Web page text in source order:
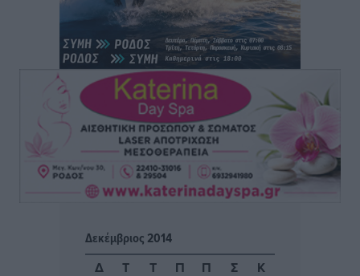
34.000 αναχωρούν σήμερα μόνο από τον Πειραιά
πριν 23 ώρες
Μόνιμες θέσεις στους παιδικούς σταθμούς: Οι
προϋποθέσεις, η 24μηνη εμπειρία και οι προθεσμίες
για τους δήμους
Τοπικές Ειδήσεις• πριν 23 ώρες
Δεύτερη πηγή εισοδήματος για τους επαγγελματίες
ψαράδες ο αλιευτικός τουρισμός
Δεκέμβριος 2014
Δ
Τ Τ Π Π Σ Κ